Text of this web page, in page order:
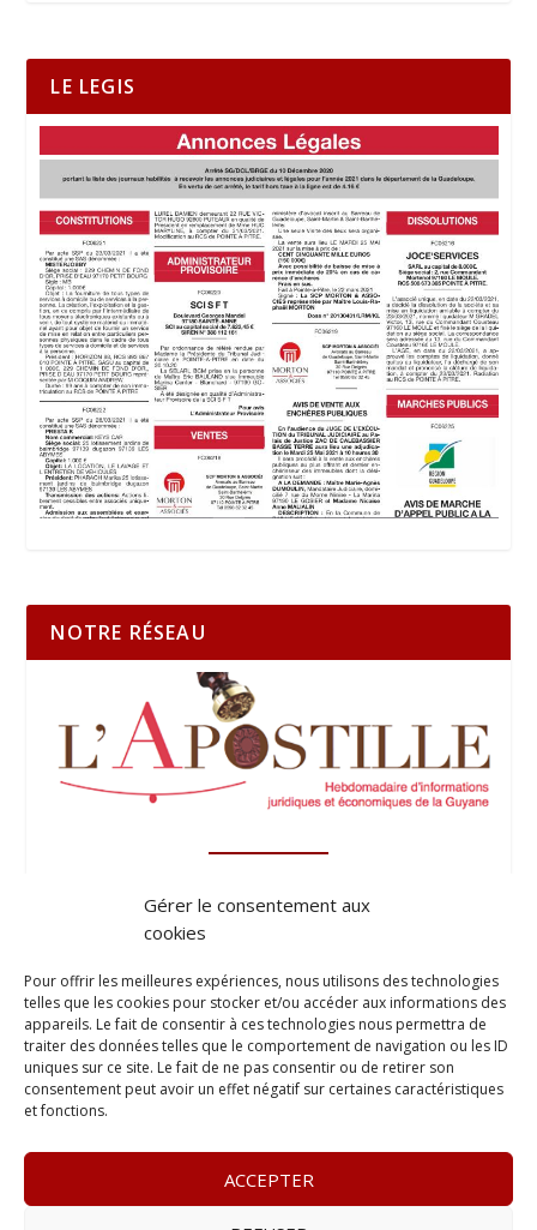
Gérer le consentement aux
cookies
Pour offrir les meilleures expériences, nous utilisons des technologies
telles que les cookies pour stocker et/ou accéder aux informations des
appareils. Le fait de consentir à ces technologies nous permettra de
traiter des données telles que le comportement de navigation ou les ID
uniques sur ce site. Le fait de ne pas consentir ou de retirer son
consentement peut avoir un effet négatif sur certaines caractéristiques
et fonctions.
ACCEPTER
LE LEGIS
NOTRE RÉSEAU